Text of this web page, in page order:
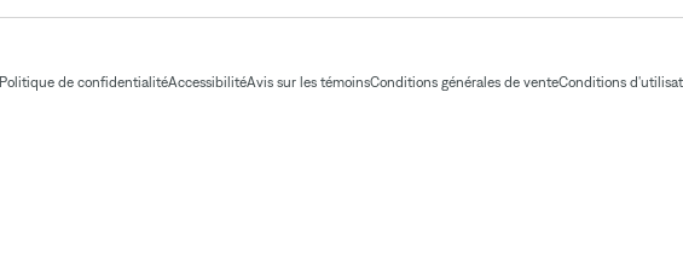
Politique de confidentialitéAccessibilitéAvis sur les témoinsConditions générales de venteConditions